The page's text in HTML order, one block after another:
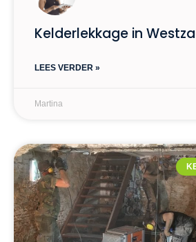
Kelderlekkage in
LEES VERDER »
Martina